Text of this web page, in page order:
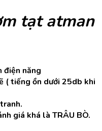
tạt atman
điện năng
( tiếng ồn dưới 25db khi
giá khá là TRÂU BÒ.